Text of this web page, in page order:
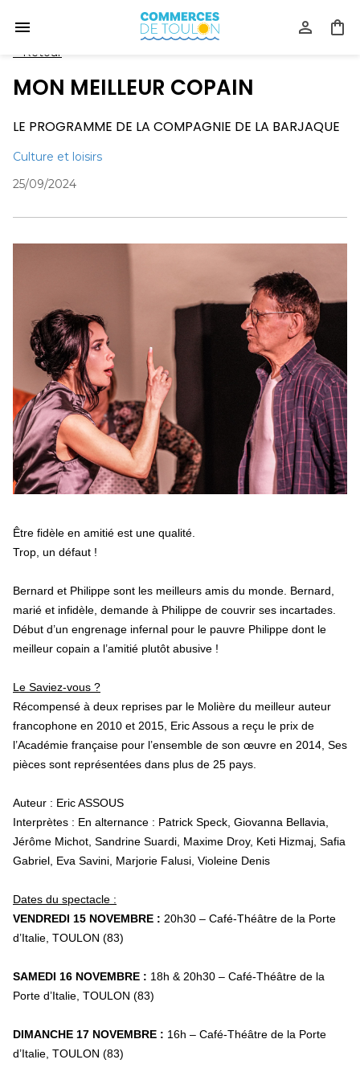
Retour
MON MEILLEUR COPAIN
LE PROGRAMME DE LA COMPAGNIE DE LA BARJAQUE
Culture et loisirs
25/09/2024
Être fidèle en amitié est une qualité.
Trop, un défaut !
Bernard et Philippe sont les meilleurs amis du monde. Bernard,
marié et infidèle, demande à Philippe de couvrir ses incartades.
Début d’un engrenage infernal pour le pauvre Philippe dont le
meilleur copain a l’amitié plutôt abusive !
Le Saviez-vous ?
Récompensé à deux reprises par le Molière du meilleur auteur
francophone en 2010 et 2015, Eric Assous a reçu le prix de
l’Académie française pour l’ensemble de son œuvre en 2014, Ses
pièces sont représentées dans plus de 25 pays.
Auteur : Eric ASSOUS
Interprètes : En alternance : Patrick Speck, Giovanna Bellavia,
Jérôme Michot, Sandrine Suardi, Maxime Droy, Keti Hizmaj, Safia
Gabriel, Eva Savini, Marjorie Falusi, Violeine Denis
Dates du spectacle :
VENDREDI 15 NOVEMBRE : 20h30 – Café-Théâtre de la Porte
d’Italie, TOULON (83)
SAMEDI 16 NOVEMBRE : 18h & 20h30 – Café-Théâtre de la
Porte d’Italie, TOULON (83)
DIMANCHE 17 NOVEMBRE : 16h – Café-Théâtre de la Porte
d’Italie, TOULON (83)